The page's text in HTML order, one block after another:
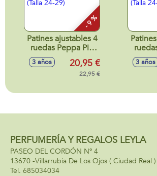
- 9 %
Patines ajustables 4
ruedas Peppa Pig
(Talla 24-29)
3 años 20,95 €
22,95 €
3 años
PERFUMERÍA Y REGALOS LEYLA
PASEO DEL CORDÓN Nº 4
13670 -Villarrubia De Los Ojos ( Ciudad Real )
685034034